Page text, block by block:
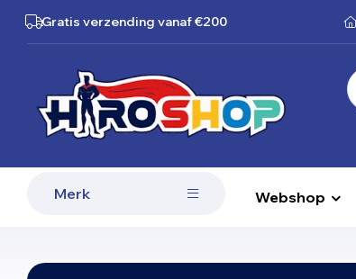
Gratis verzending vanaf €200
Merk Webshop